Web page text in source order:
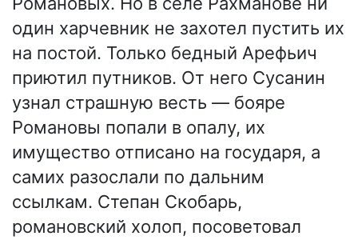
один харчевник не захотел пустить их
на постой. Только бедный Арефьич
приютил путников. От него Сусанин
узнал страшную весть — бояре
Романовы попали в опалу, их
имущество отписано на государя, а
самих разослали по дальним
ссылкам. Степан Скобарь,
романовский холоп, посоветовал